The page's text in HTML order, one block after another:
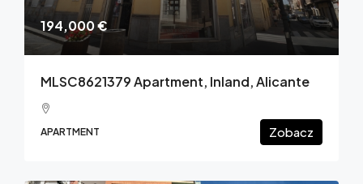
194,000 €
MLSC8621379 Apartment, Inland, Alicante
APARTMENT Zobacz